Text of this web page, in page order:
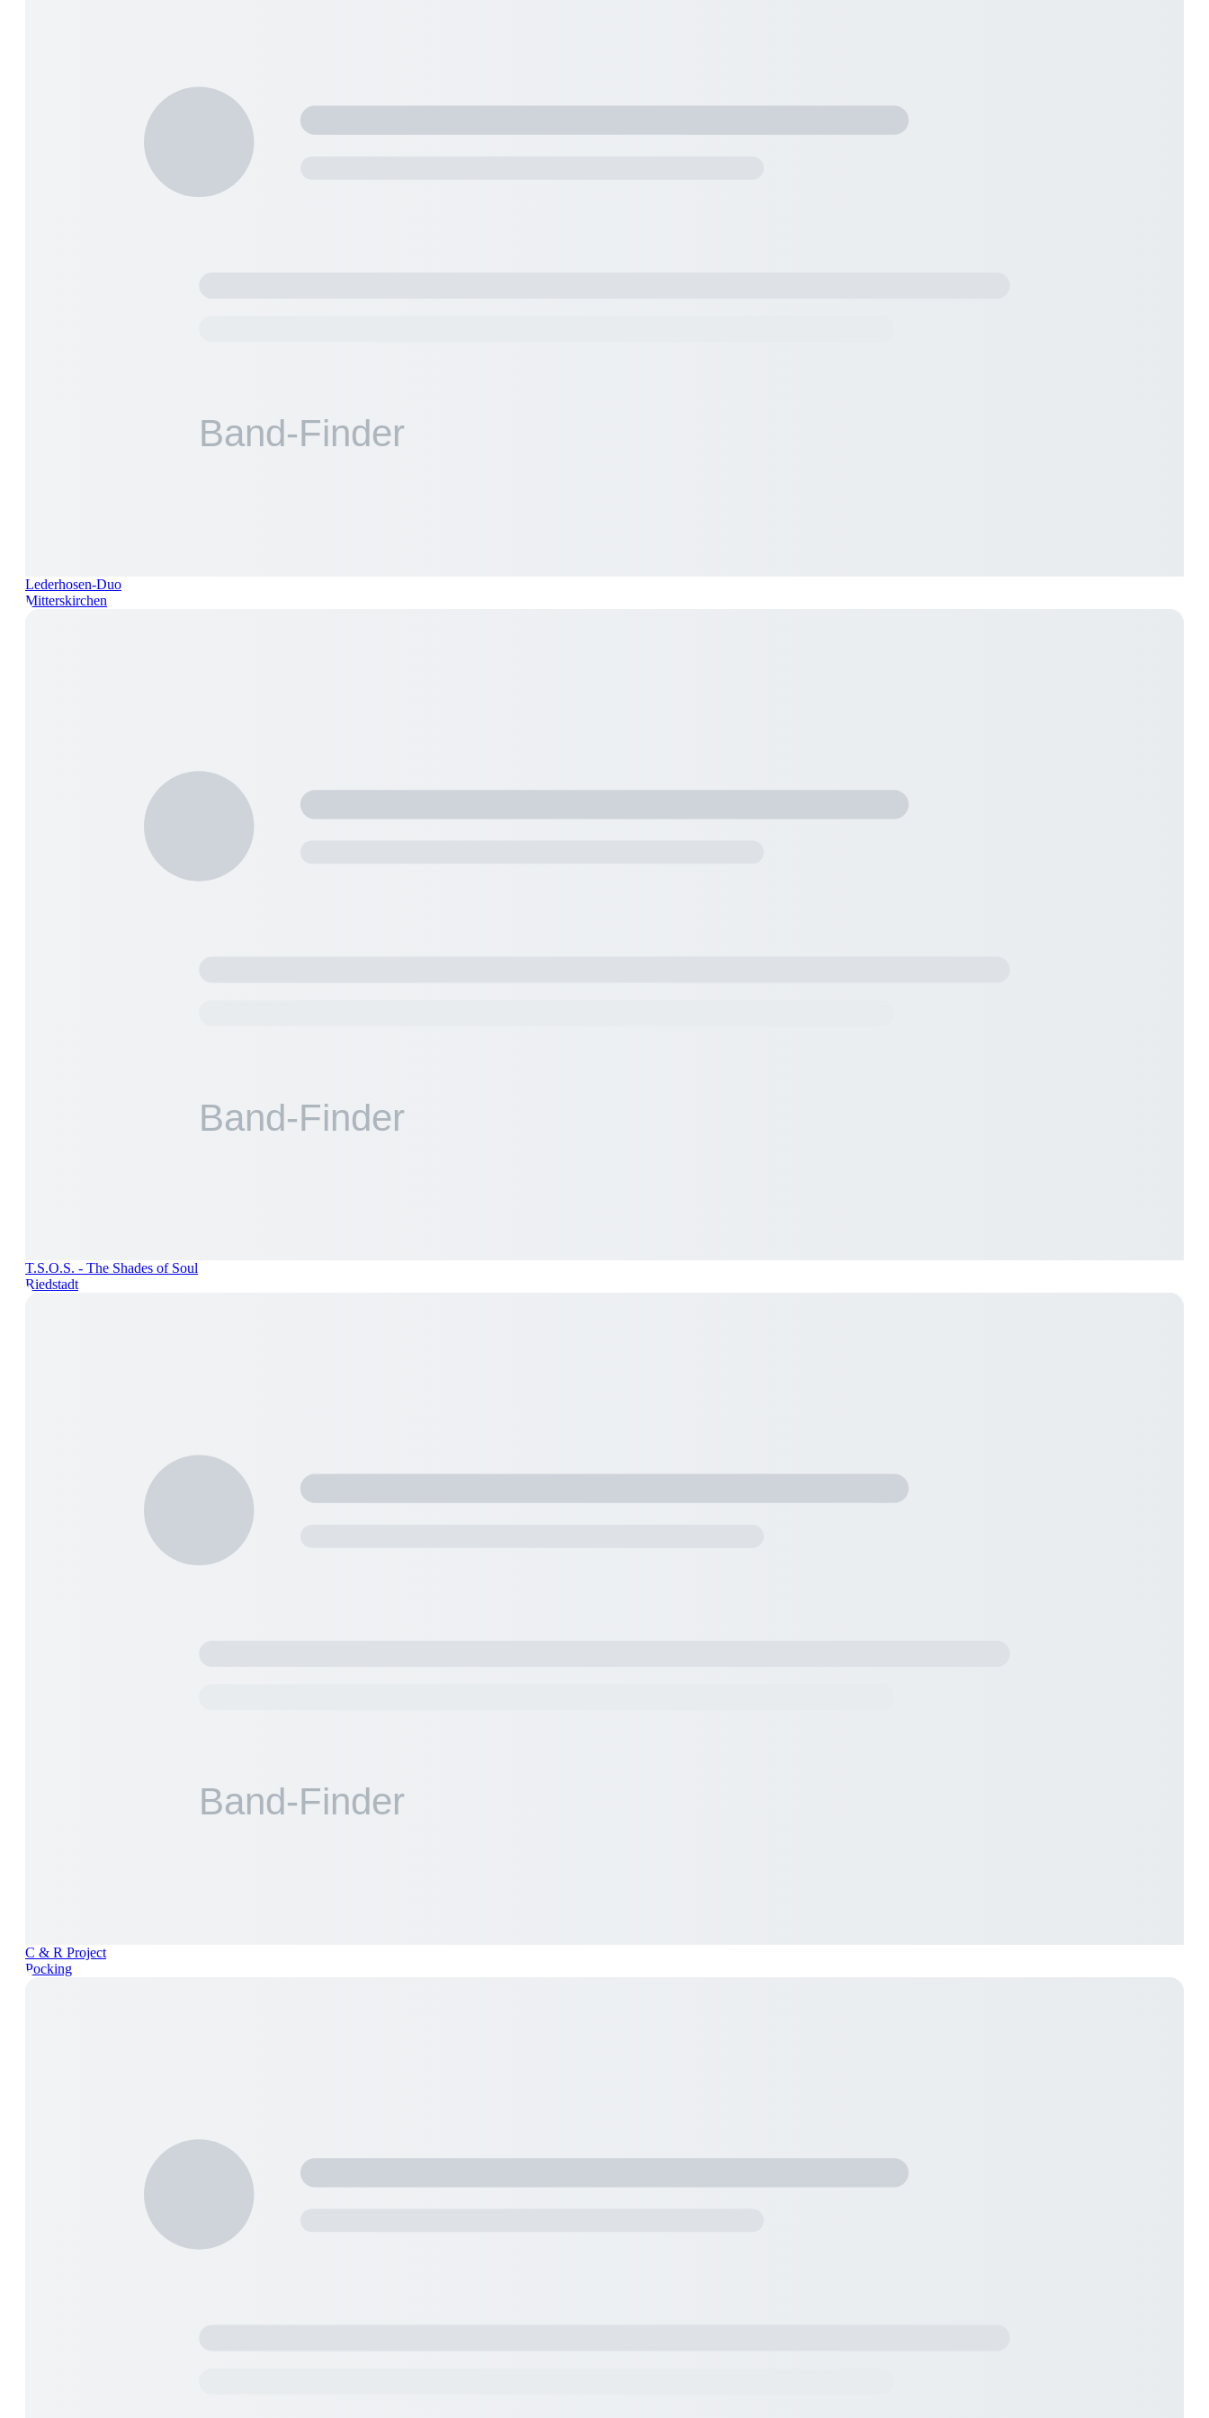
Lederhosen-Duo
Mitterskirchen
T.S.O.S. - The Shades of Soul
Riedstadt
C & R Project
Pocking